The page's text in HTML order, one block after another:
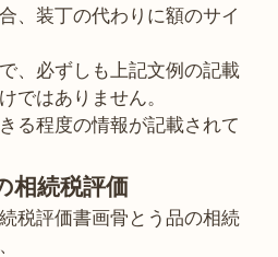
、装丁の代わりに額のサイ
、必ずしも上記文例の記載
ではありません。
る程度の情報が記載されて
相続税評価
税評価書画骨とう品の相続